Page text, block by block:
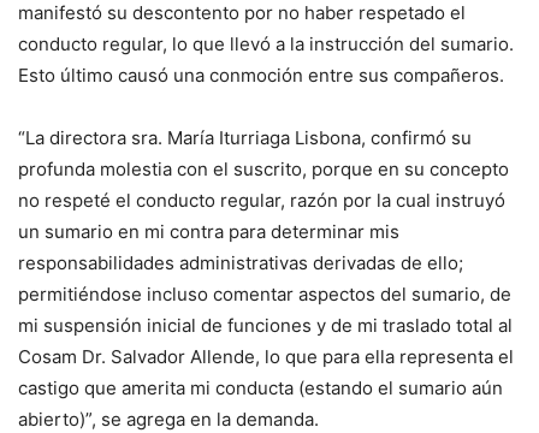
manifestó su descontento por no haber respetado el
conducto regular, lo que llevó a la instrucción del sumario.
Esto último causó una conmoción entre sus compañeros.
“La directora sra. María Iturriaga Lisbona, confirmó su
profunda molestia con el suscrito, porque en su concepto
no respeté el conducto regular, razón por la cual instruyó
un sumario en mi contra para determinar mis
responsabilidades administrativas derivadas de ello;
permitiéndose incluso comentar aspectos del sumario, de
mi suspensión inicial de funciones y de mi traslado total al
Cosam Dr. Salvador Allende, lo que para ella representa el
castigo que amerita mi conducta (estando el sumario aún
abierto)”, se agrega en la demanda.